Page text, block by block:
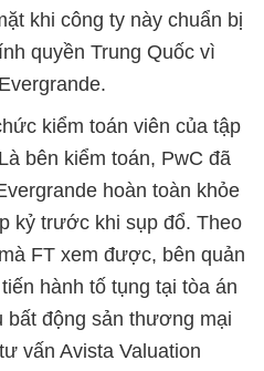
khi công ty này chuẩn bị
quyền Trung Quốc vì
kiểm toán viên của tập
bên kiểm toán, PwC đã
hoàn toàn khỏe
kỷ trước khi sụp đổ. Theo
FT xem được, bên quản
hành tố tụng tại tòa án
bất động sản thương mại
vấn Avista Valuation